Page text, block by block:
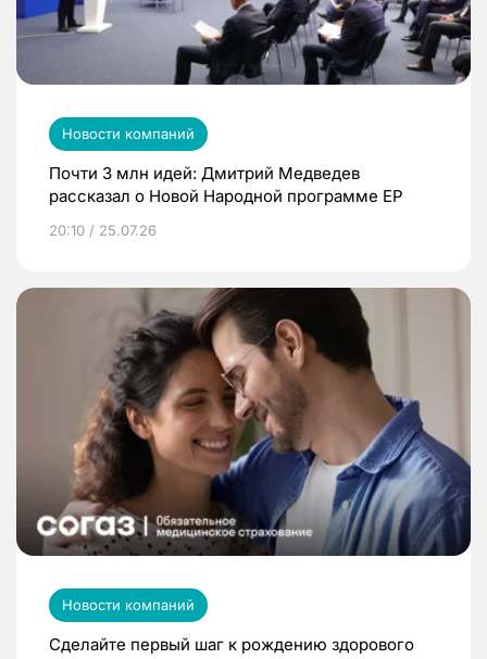
Новости компаний
Почти 3 млн идей: Дмитрий Медведев
рассказал о Новой Народной программе ЕР
20:10 / 25.07.26
Новости компаний
Сделайте первый шаг к рождению здорового